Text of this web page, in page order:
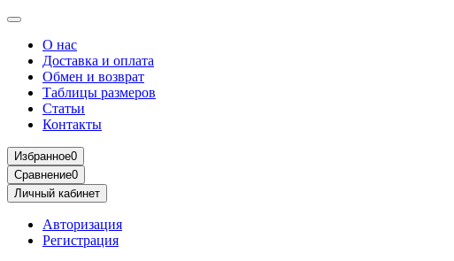
О нас
Доставка и оплата
Обмен и возврат
Таблицы размеров
Статьи
Контакты
Избранное0
Сравнение0
Личный кабинет
Авторизация
Регистрация